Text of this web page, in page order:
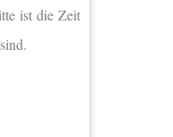
ist die Zeit